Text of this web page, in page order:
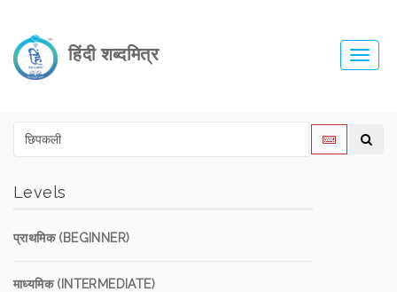
हिंदी शब्दमित्र
Levels
प्राथमिक (BEGINNER)
माध्यमिक (INTERMEDIATE)